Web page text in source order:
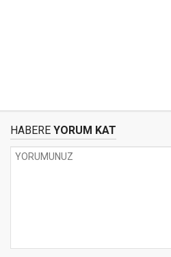
HABERE YORUM KAT